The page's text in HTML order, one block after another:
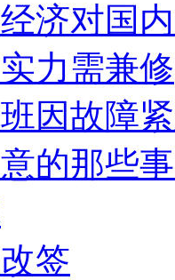
济对国
力需兼修
因故障
的那些
签